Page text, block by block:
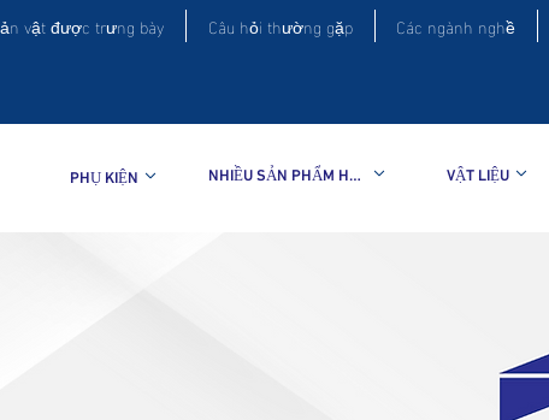
vật được trưng bày Câu hỏi thường gặp Các ngành nghề
PHỤ KIỆN NHIỀU SẢN PHẨM HƠN VẬT LIỆU